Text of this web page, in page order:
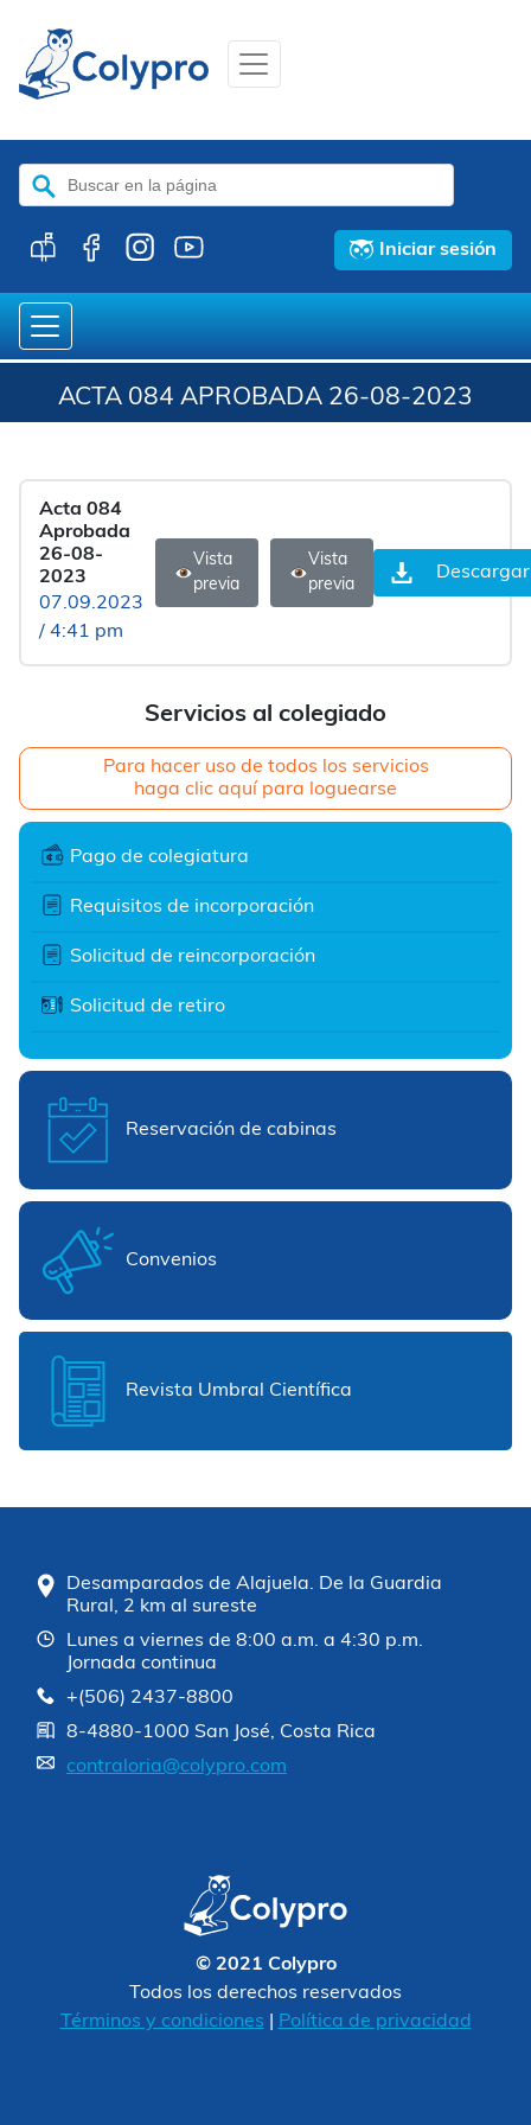
Buscar:
Iniciar sesión
ACTA 084 APROBADA 26-08-2023
Servicios al colegiado
Para hacer uso de todos los servicios
haga clic aquí para loguearse
Pago de colegiatura
Requisitos de incorporación
Solicitud de reincorporación
Solicitud de retiro
Reservación de cabinas
Convenios
Revista Umbral Científica
Acta 084
Aprobada
26-08-
2023
07.09.2023
/ 4:41 pm
Vista
previa
Vista
previa
Descargar
Desamparados de Alajuela. De la Guardia
Rural, 2 km al sureste
Lunes a viernes de 8:00 a.m. a 4:30 p.m.
Jornada continua
+(506) 2437-8800
8-4880-1000 San José, Costa Rica
contraloria@colypro.com
© 2021 Colypro
Todos los derechos reservados
Términos y condiciones
Política de privacidad